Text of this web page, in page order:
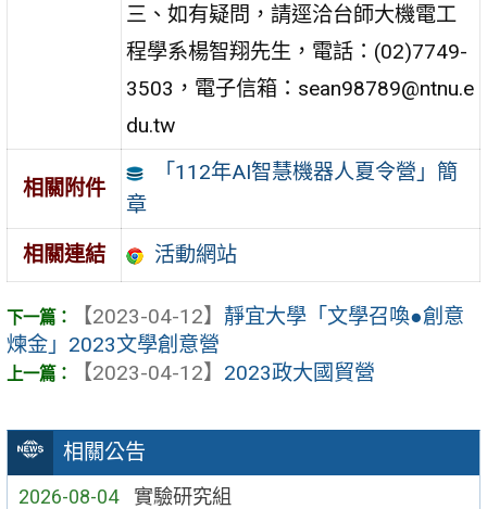
相關公告
2026-08-04 實驗研究組
三、如有疑問，請逕洽台師大機電工
程學系楊智翔先生，電話：(02)7749-
3503，電子信箱：sean98789@ntnu.e
du.tw
相關附件
「112年AI智慧機器人夏令營」簡
章
相關連結 活動網站
【2023-04-12】 靜宜大學「文學召喚●創意
煉金」2023文學創意營
【2023-04-12】 2023政大國貿營